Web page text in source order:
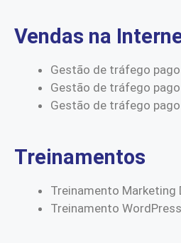
Vendas na
Gestão de tráfego
Gestão de tráfego
Gestão de tráfego
Treinamentos
Treinamento Marketing
Treinamento WordPress